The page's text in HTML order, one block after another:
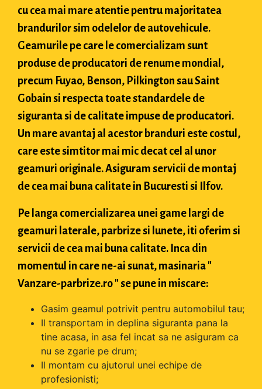
cu cea mai mare atentie pentru majoritatea
brandurilor sim odelelor de autovehicule.
Geamurile pe care le comercializam sunt
produse de producatori de renume mondial,
precum Fuyao, Benson, Pilkington sau Saint
Gobain si respecta toate standardele de
siguranta si de calitate impuse de producatori.
Un mare avantaj al acestor branduri este costul,
care este simtitor mai mic decat cel al unor
geamuri originale. Asiguram servicii de montaj
de cea mai buna calitate in Bucuresti si Ilfov.
Pe langa comercializarea unei game largi de
geamuri laterale, parbrize si lunete, iti oferim si
servicii de cea mai buna calitate. Inca din
momentul in care ne-ai sunat, masinaria "
Vanzare-parbrize.ro " se pune in miscare:
Gasim geamul potrivit pentru automobilul tau;
Il transportam in deplina siguranta pana la
tine acasa, in asa fel incat sa ne asiguram ca
nu se zgarie pe drum;
Il montam cu ajutorul unei echipe de
profesionisti;